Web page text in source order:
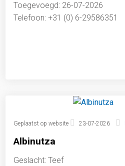
Toegevoegd: 26-07-2026
Telefoon: +31 (0) 6-29586351
Geplaatst op website 23-07-2026
Albinutza
Geslacht: Teef